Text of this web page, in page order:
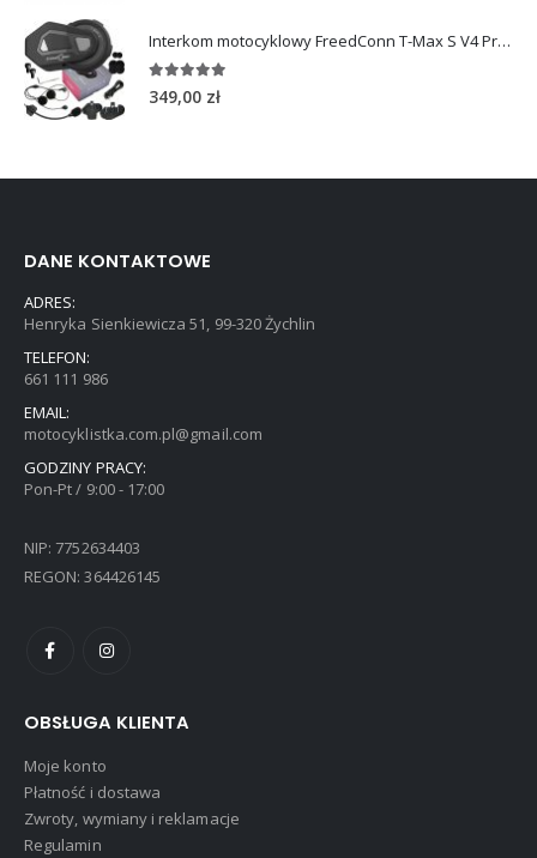
Interkom motocyklowy FreedConn T-Max S V4 Pro Single
5.00out of 5
349,00 zł
DANE KONTAKTOWE
ADRES:
Henryka Sienkiewicza 51, 99-320 Żychlin
TELEFON:
661 111 986
EMAIL:
motocyklistka.com.pl@gmail.com
GODZINY PRACY:
Pon-Pt / 9:00 - 17:00
NIP: 7752634403
REGON: 364426145
OBSŁUGA KLIENTA
Moje konto
Płatność i dostawa
Zwroty, wymiany i reklamacje
Regulamin